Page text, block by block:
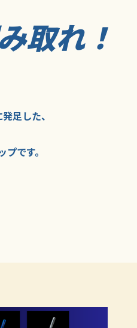
取れ！
発足した、
プです。